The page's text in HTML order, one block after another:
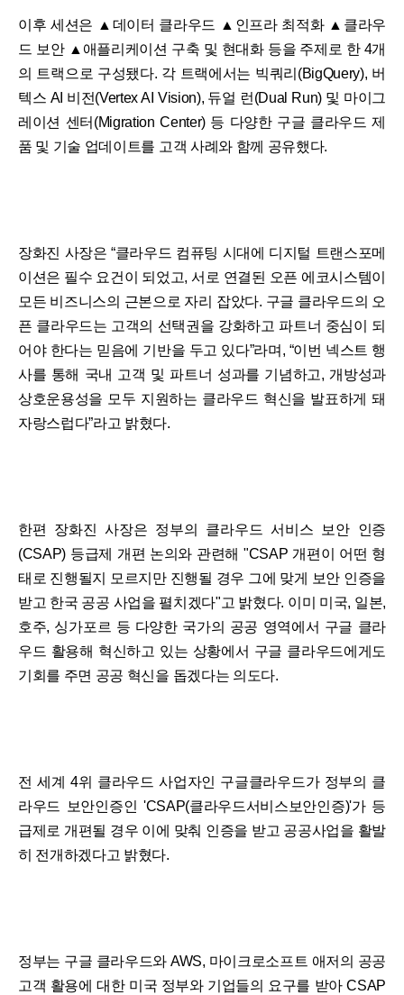
이후 세션은 ▲데이터 클라우드 ▲인프라 최적화 ▲클라우
드 보안 ▲애플리케이션 구축 및 현대화 등을 주제로 한 4개
의 트랙으로 구성됐다. 각 트랙에서는 빅쿼리(BigQuery), 버
텍스 AI 비전(Vertex AI Vision), 듀얼 런(Dual Run) 및 마이그
레이션 센터(Migration Center) 등 다양한 구글 클라우드 제
품 및 기술 업데이트를 고객 사례와 함께 공유했다.
장화진 사장은 “클라우드 컴퓨팅 시대에 디지털 트랜스포메
이션은 필수 요건이 되었고, 서로 연결된 오픈 에코시스템이
모든 비즈니스의 근본으로 자리 잡았다. 구글 클라우드의 오
픈 클라우드는 고객의 선택권을 강화하고 파트너 중심이 되
어야 한다는 믿음에 기반을 두고 있다”라며, “이번 넥스트 행
사를 통해 국내 고객 및 파트너 성과를 기념하고, 개방성과
상호운용성을 모두 지원하는 클라우드 혁신을 발표하게 돼
자랑스럽다”라고 밝혔다.
한편 장화진 사장은 정부의 클라우드 서비스 보안 인증
(CSAP) 등급제 개편 논의와 관련해 "CSAP 개편이 어떤 형
태로 진행될지 모르지만 진행될 경우 그에 맞게 보안 인증을
받고 한국 공공 사업을 펼치겠다"고 밝혔다. 이미 미국, 일본,
호주, 싱가포르 등 다양한 국가의 공공 영역에서 구글 클라
우드 활용해 혁신하고 있는 상황에서 구글 클라우드에게도
기회를 주면 공공 혁신을 돕겠다는 의도다.
전 세계 4위 클라우드 사업자인 구글클라우드가 정부의 클
라우드 보안인증인 'CSAP(클라우드서비스보안인증)'가 등
급제로 개편될 경우 이에 맞춰 인증을 받고 공공사업을 활발
히 전개하겠다고 밝혔다.
정부는 구글 클라우드와 AWS, 마이크로소프트 애저의 공공
고객 활용에 대한 미국 정부와 기업들의 요구를 받아 CSAP